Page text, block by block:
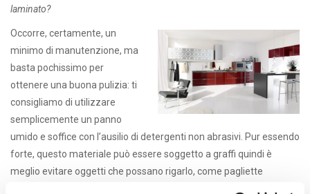
laminato?
Occorre, certamente, un
minimo di manutenzione, ma
basta pochissimo per
ottenere una buona pulizia: ti
consigliamo di utilizzare
semplicemente un panno
umido e soffice con l’ausilio di detergenti non abrasivi. Pur essendo
forte, questo materiale può essere soggetto a graffi quindi è
meglio evitare oggetti che possano rigarlo, come pagliette